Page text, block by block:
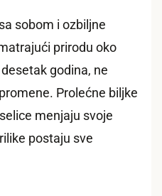
sobom i ozbiljne
prirodu oko
godina, ne
Prolećne biljke
menjaju svoje
postaju sve